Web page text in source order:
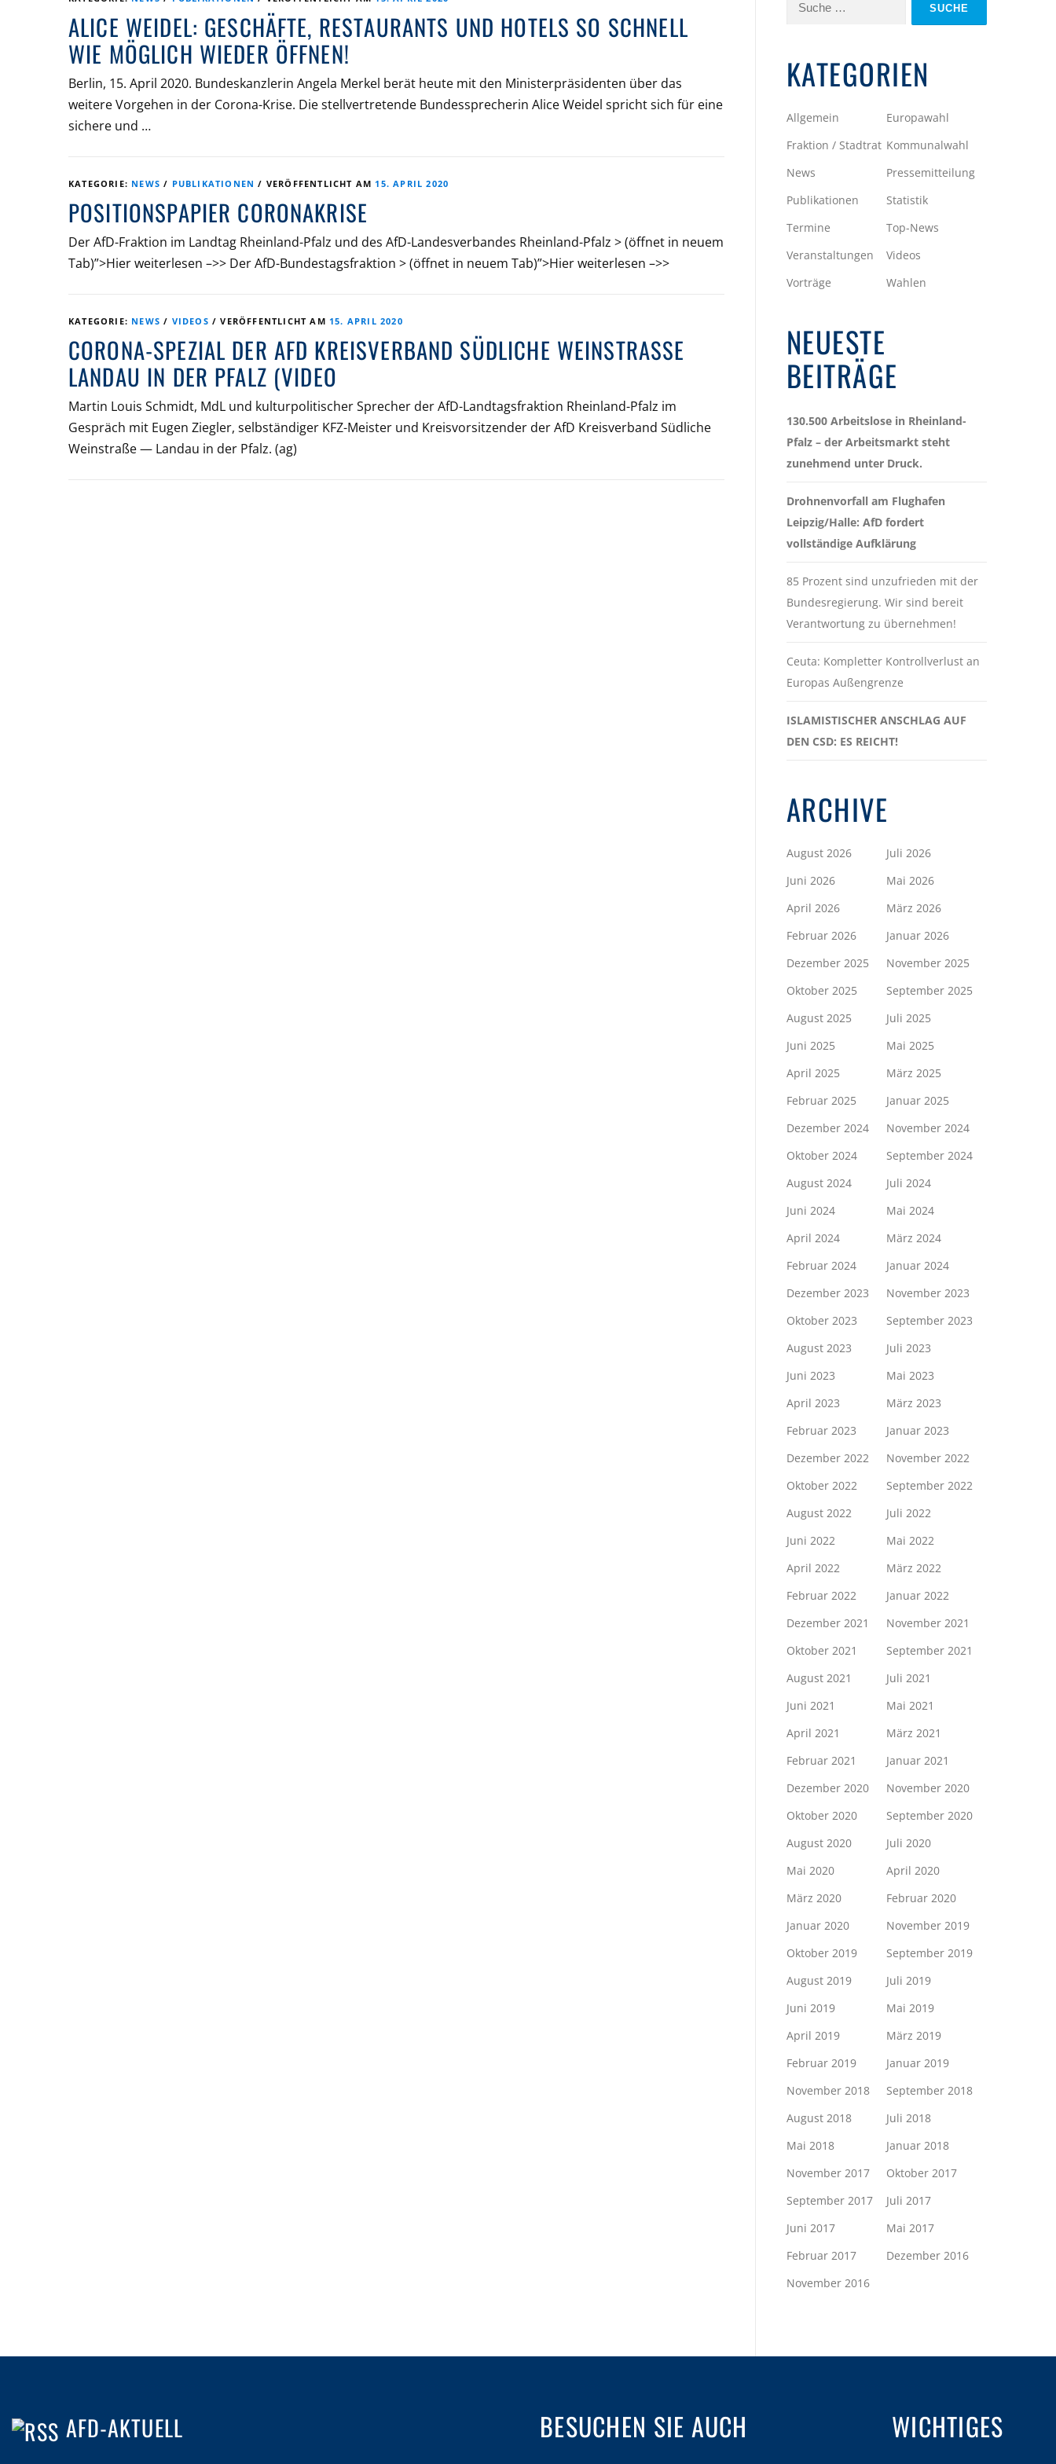
ALICE WEIDEL: GESCHÄFTE, RESTAURANTS UND HOTELS SO SCHNELL
WIE MÖGLICH WIEDER ÖFFNEN!
Berlin, 15. April 2020. Bundeskanzlerin Angela Merkel berät heute mit den Ministerpräsidenten über das
weitere Vorgehen in der Corona-Krise. Die stellvertretende Bundessprecherin Alice Weidel spricht sich für eine
sichere und …
KATEGORIE: NEWS / PUBLIKATIONEN / VERÖFFENTLICHT AM 15. APRIL 2020
POSITIONSPAPIER CORONAKRISE
Der AfD-Fraktion im Landtag Rheinland-Pfalz und des AfD-Landesverbandes Rheinland-Pfalz > (öffnet in neuem
Tab)”>Hier weiterlesen –>> Der AfD-Bundestagsfraktion > (öffnet in neuem Tab)”>Hier weiterlesen –>>
KATEGORIE: NEWS / VIDEOS /VERÖFFENTLICHT AM 15. APRIL 2020
CORONA-SPEZIAL DER AFD KREISVERBAND SÜDLICHE WEINSTRASSE
LANDAU IN DER PFALZ (VIDEO
Martin Louis Schmidt, MdL und kulturpolitischer Sprecher der AfD-Landtagsfraktion Rheinland-Pfalz im
Gespräch mit Eugen Ziegler, selbständiger KFZ-Meister und Kreisvorsitzender der AfD Kreisverband Südliche
Weinstraße — Landau in der Pfalz. (ag)
KATEGORIEN
Allgemein
Europawahl
Fraktion / Stadtrat Kommunalwahl
News
Pressemitteilung
Publikationen
Statistik
Termine
Top-News
Veranstaltungen
Videos
Vorträge
Wahlen
NEUESTE
BEITRÄGE
130.500 Arbeitslose in Rheinland-
Pfalz – der Arbeitsmarkt steht
zunehmend unter Druck.
Drohnenvorfall am Flughafen
Leipzig/Halle: AfD fordert
vollständige Aufklärung
85 Prozent sind unzufrieden mit der
Bundesregierung. Wir sind bereit
Verantwortung zu übernehmen!
Ceuta: Kompletter Kontrollverlust an
Europas Außengrenze
ISLAMISTISCHER ANSCHLAG AUF
DEN CSD: ES REICHT!
ARCHIVE
August 2026
Juli 2026
Juni 2026
Mai 2026
April 2026
März 2026
Februar 2026
Januar 2026
Dezember 2025
November 2025
Oktober 2025
September 2025
August 2025
Juli 2025
Juni 2025
Mai 2025
April 2025
März 2025
Februar 2025
Januar 2025
Dezember 2024
November 2024
Oktober 2024
September 2024
August 2024
Juli 2024
Juni 2024
Mai 2024
April 2024
März 2024
Februar 2024
Januar 2024
Dezember 2023
November 2023
Oktober 2023
September 2023
August 2023
Juli 2023
Juni 2023
Mai 2023
April 2023
März 2023
Februar 2023
Januar 2023
Dezember 2022
November 2022
Oktober 2022
September 2022
August 2022
Juli 2022
Juni 2022
Mai 2022
April 2022
März 2022
Februar 2022
Januar 2022
Dezember 2021
November 2021
Oktober 2021
September 2021
August 2021
Juli 2021
Juni 2021
Mai 2021
April 2021
März 2021
Februar 2021
Januar 2021
Dezember 2020
November 2020
Oktober 2020
September 2020
August 2020
Juli 2020
Mai 2020
April 2020
März 2020
Februar 2020
Januar 2020
November 2019
Oktober 2019
September 2019
August 2019
Juli 2019
Juni 2019
Mai 2019
April 2019
März 2019
Februar 2019
Januar 2019
November 2018
September 2018
August 2018
Juli 2018
Mai 2018
Januar 2018
November 2017
Oktober 2017
September 2017
Juli 2017
Juni 2017
Mai 2017
Februar 2017
Dezember 2016
November 2016
AFD-AKTUELL BESUCHEN SIE AUCH WICHTIGES